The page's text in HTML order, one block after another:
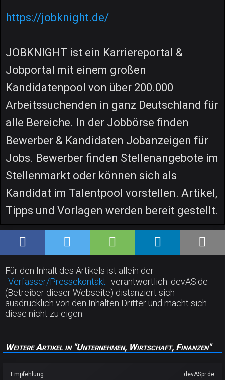
https://jobknight.de/
JOBKNIGHT ist ein Karriereportal &
Jobportal mit einem großen
Kandidatenpool von über 200.000
Arbeitssuchenden in ganz Deutschland für
alle Bereiche. In der Jobbörse finden
Bewerber & Kandidaten Jobanzeigen für
Jobs. Bewerber finden Stellenangebote im
Stellenmarkt oder können sich als
Kandidat im Talentpool vorstellen. Artikel,
Tipps und Vorlagen werden bereit gestellt.
Für den Inhalt des Artikels ist allein der
Verfasser/Pressekontakt verantwortlich. devAS.de
(Betreiber dieser Webseite) distanziert sich
ausdrücklich von den Inhalten Dritter und macht sich
diese nicht zu eigen.
Weitere Artikel in "Unternehmen, Wirtschaft, Finanzen"
Empfehlung devASpr.de